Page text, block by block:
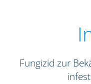
Fungizid zur